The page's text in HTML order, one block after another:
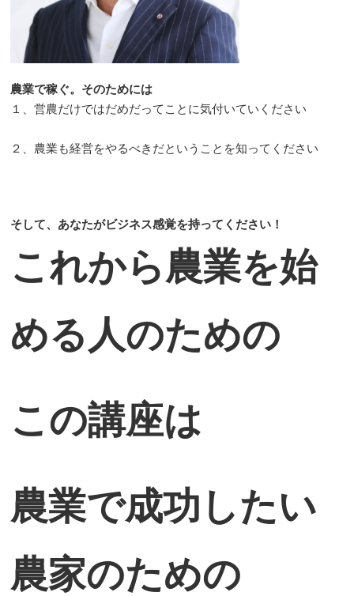
農業で稼ぐ。そのためには
１、営農だけではだめだってことに気付いていください
２、農業も経営をやるべきだということを知ってください
そして、あなたがビジネス感覚を持ってください！
これから農業を始
める人のための
この講座は
農業で成功したい
農家のための